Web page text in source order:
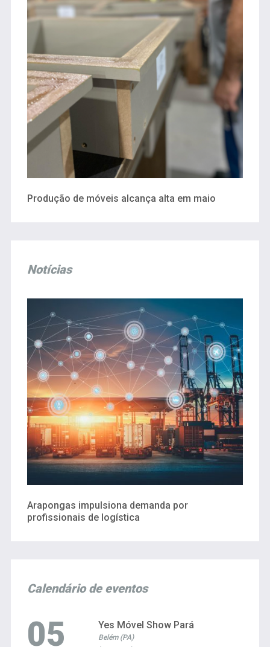
Produção de móveis alcança alta em maio
Notícias
Arapongas impulsiona demanda por
profissionais de logística
Calendário de eventos
05 Yes Móvel Show Pará
Belém (PA)